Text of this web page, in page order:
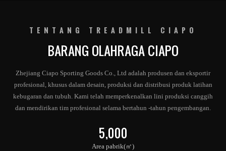
TENTANG TREADMILL CIAPO
BARANG OLAHRAGA CIAPO
Zhejiang Ciapo Sporting Goods Co., Ltd adalah produsen dan eksportir
profesional, khusus dalam desain, produksi dan distribusi produk latihan
kebugaran dan tubuh. Kami telah memperkenalkan lini produksi canggih
dan mendirikan tim profesional selama bertahun -tahun pengembangan.
5,000
Area pabrik(㎡)